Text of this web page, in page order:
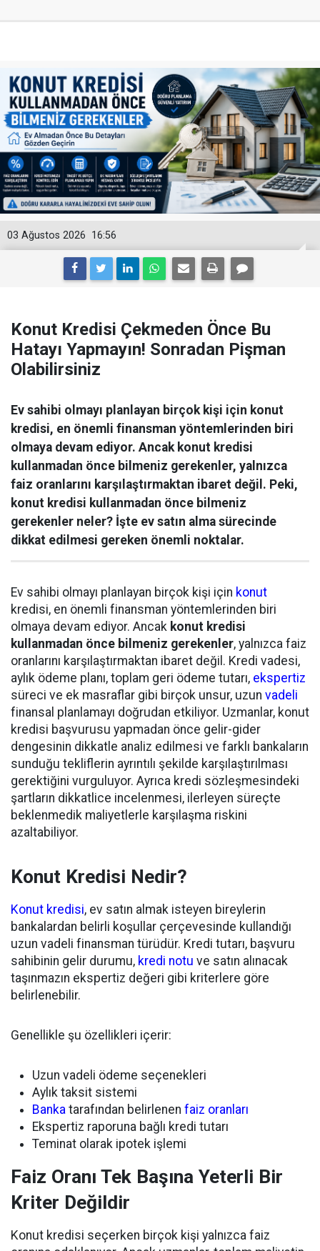
16:56
03 Ağustos 2026
Konut Kredisi Çekmeden Önce Bu
Hatayı Yapmayın! Sonradan Pişman
Olabilirsiniz
Ev sahibi olmayı planlayan birçok kişi için konut
kredisi, en önemli finansman yöntemlerinden biri
olmaya devam ediyor. Ancak konut kredisi
kullanmadan önce bilmeniz gerekenler, yalnızca
faiz oranlarını karşılaştırmaktan ibaret değil. Peki,
konut kredisi kullanmadan önce bilmeniz
gerekenler neler? İşte ev satın alma sürecinde
dikkat edilmesi gereken önemli noktalar.
Ev sahibi olmayı planlayan birçok kişi için konut
kredisi, en önemli finansman yöntemlerinden biri
olmaya devam ediyor. Ancak konut kredisi
kullanmadan önce bilmeniz gerekenler, yalnızca faiz
oranlarını karşılaştırmaktan ibaret değil. Kredi vadesi,
aylık ödeme planı, toplam geri ödeme tutarı, ekspertiz
süreci ve ek masraflar gibi birçok unsur, uzun vadeli
finansal planlamayı doğrudan etkiliyor. Uzmanlar, konut
kredisi başvurusu yapmadan önce gelir-gider
dengesinin dikkatle analiz edilmesi ve farklı bankaların
sunduğu tekliflerin ayrıntılı şekilde karşılaştırılması
gerektiğini vurguluyor. Ayrıca kredi sözleşmesindeki
şartların dikkatlice incelenmesi, ilerleyen süreçte
beklenmedik maliyetlerle karşılaşma riskini
azaltabiliyor.
Konut Kredisi Nedir?
Konut kredisi, ev satın almak isteyen bireylerin
bankalardan belirli koşullar çerçevesinde kullandığı
uzun vadeli finansman türüdür. Kredi tutarı, başvuru
sahibinin gelir durumu, kredi notu ve satın alınacak
taşınmazın ekspertiz değeri gibi kriterlere göre
belirlenebilir.
Genellikle şu özellikleri içerir:
Uzun vadeli ödeme seçenekleri
Aylık taksit sistemi
Banka tarafından belirlenen faiz oranları
Ekspertiz raporuna bağlı kredi tutarı
Teminat olarak ipotek işlemi
Faiz Oranı Tek Başına Yeterli Bir
Kriter Değildir
Konut kredisi seçerken birçok kişi yalnızca faiz